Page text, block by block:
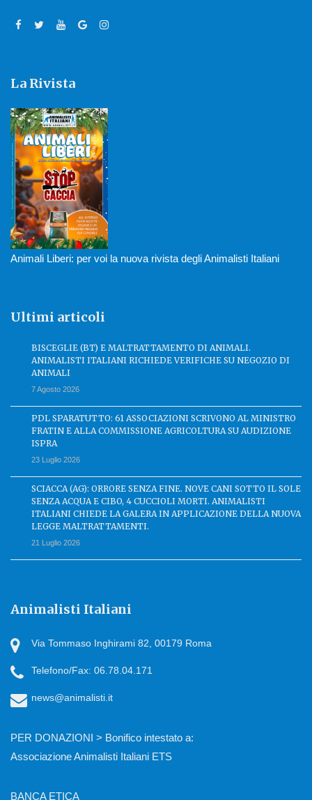
La Rivista
Animali Liberi: per voi la nuova rivista degli Animalisti Italiani
Ultimi articoli
BISCEGLIE (BT) E MALTRATTAMENTO DI ANIMALI.
ANIMALISTI ITALIANI RICHIEDE VERIFICHE SU NEGOZIO DI
ANIMALI
7 Agosto 2026
PDL SPARATUTTO: 61 ASSOCIAZIONI SCRIVONO AL MINISTRO
FRATIN E ALLA COMMISSIONE AGRICOLTURA SU AUDIZIONE
ISPRA
23 Luglio 2026
SCIACCA (AG): ORRORE SENZA FINE. NOVE CANI SOTTO IL SOLE
SENZA ACQUA E CIBO, 4 CUCCIOLI MORTI. ANIMALISTI
ITALIANI CHIEDE LA GALERA IN APPLICAZIONE DELLA NUOVA
LEGGE MALTRATTAMENTI.
21 Luglio 2026
Animalisti Italiani
Via Tommaso Inghirami 82, 00179 Roma
Telefono/Fax: 06.78.04.171
news@animalisti.it
PER DONAZIONI > Bonifico intestato a:
Associazione Animalisti Italiani ETS
BANCA ETICA